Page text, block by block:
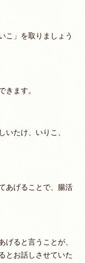
こ」を取りましょう
きます。
いたけ、いりこ、
あげることで、腸活
げると言うことが、
とお話しさせていた